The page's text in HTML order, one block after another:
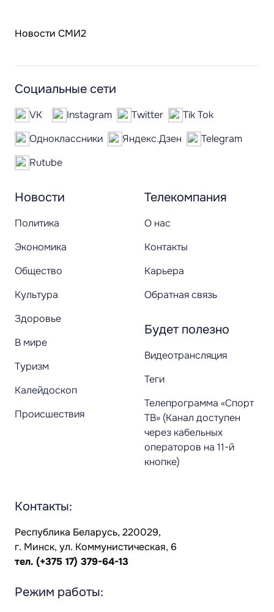
Новости СМИ2
Новости
Политика
Экономика
Общество
Культура
Здоровье
В мире
Туризм
Калейдоскоп
Происшествия
Телекомпания
О нас
Контакты
Карьера
Обратная связь
Будет полезно
Видеотрансляция
Теги
Телепрограмма «Спорт
ТВ» (Канал доступен
через кабельных
операторов на 11-й
кнопке)
Социальные сети
VK Instagram Twitter
Tik Tok
Одноклассники
Яндекс.Дзен
Telegram
Rutube
Контакты:
Республика Беларусь, 220029,
г. Минск, ул. Коммунистическая, 6
тел. (+375 17) 379-64-13
Режим работы: